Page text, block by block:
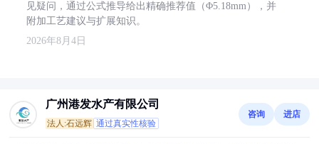
见疑问，通过公式推导给出精确推荐值（Φ5.18mm），并
附加工艺建议与扩展知识。
2026年8月4日
广州港发水产有限公司
法人:石远辉 通过真实性核验
咨询 进店